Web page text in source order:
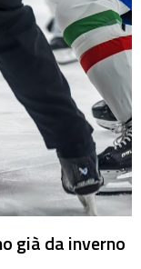
già da inverno